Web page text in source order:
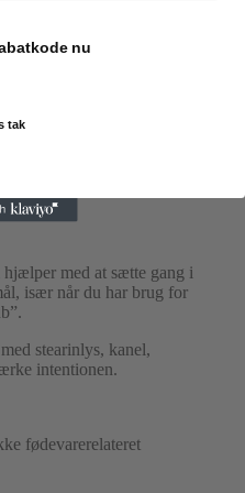
i:
med at sætte gang i
især når du har brug for
stearinlys, kanel,
intentionen.
fødevarerelateret
nu
tak